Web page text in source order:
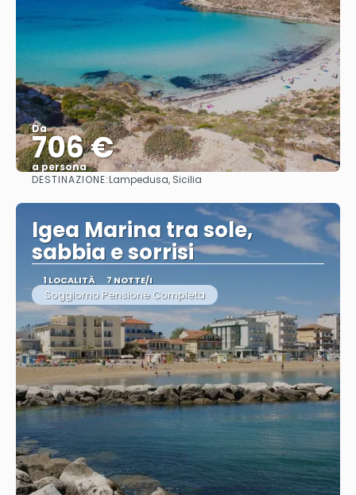
Da
706 €
a persona
Vedere
DESTINAZIONE:Lampedusa, Sicilia
Igea Marina tra sole,
sabbia e sorrisi
1 LOCALITÀ 7 NOTTE/I
Soggiorno Pensione Completa